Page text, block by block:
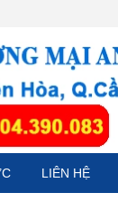
LIÊN HỆ